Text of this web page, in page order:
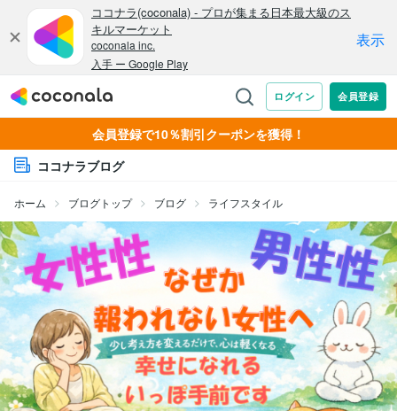
会員登録で10％割引クーポンを獲得！
ココナラブログ
ホーム ブログトップ ブログ ライフスタイル